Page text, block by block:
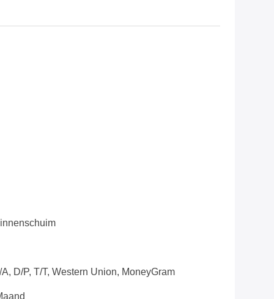
D/P, T/T, Western Union, MoneyGram